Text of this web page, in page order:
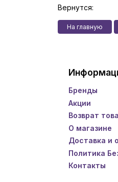
Вернутся:
На главную
Бренды
Акции
Возврат
О магазине
Доставка и
Политика
Контакты